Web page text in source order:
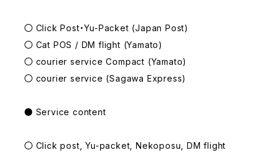
〇 Click Post・Yu-Packet (Japan Post)
〇 Cat POS / DM flight (Yamato)
〇 courier service Compact (Yamato)
〇 courier service (Sagawa Express)
● Service content
〇 Click post, Yu-packet, Nekoposu, DM flight